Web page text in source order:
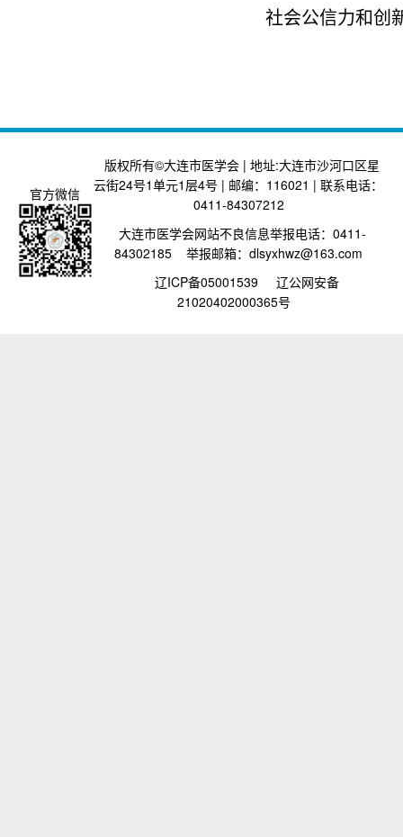
社会公信力和创
官方微信
版权所有©大连市医学会 | 地址:大连市沙河口区星
云街24号1单元1层4号 | 邮编：116021 | 联系电话：
0411-84307212
大连市医学会网站不良信息举报电话：0411-
84302185 举报邮箱：dlsyxhwz@163.com
辽ICP备05001539
辽公网安备
21020402000365号